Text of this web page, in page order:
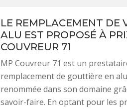
LE REMPLACEMENT DE
ALU EST PROPOSÉ À
COUVREUR 71
MP Couvreur 71 est un
remplacement de gouttière en
renommée dans son domaine
savoir-faire. En optant pour les